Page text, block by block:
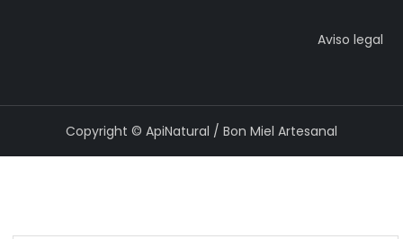
Aviso legal
Copyright © ApiNatural / Bon Miel Artesanal